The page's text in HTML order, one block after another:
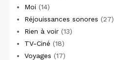
Moi (14)
Réjouissances sonores (27)
Rien à voir (13)
TV-Ciné (18)
Voyages (17)